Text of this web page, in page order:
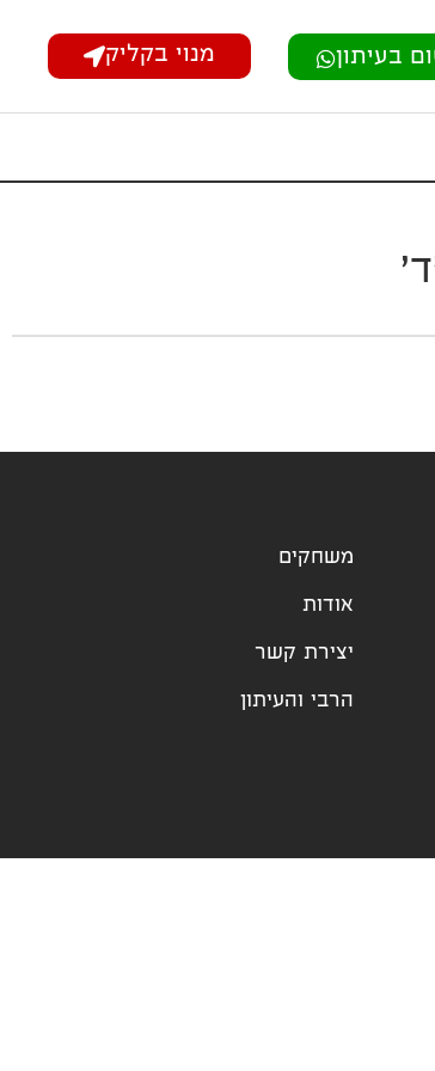
בעיתון מנוי בקליק
משחקים
אודות
יצירת קשר
הרבי והעיתון